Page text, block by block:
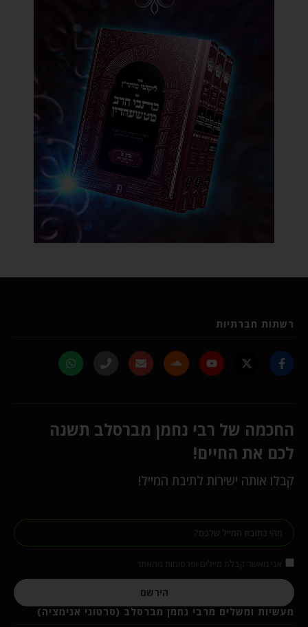
רשתות חברתיות
החכמה של רבי נחמן מברסלב תשנה
לכם את החיים!
קבלו אותה ישירות לתיבת המייל!
הירשם
מעשיות ומשלים מרבי נחמן מברסלב (סרטוני אנימציה)